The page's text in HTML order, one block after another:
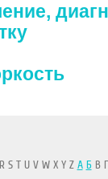
S T U V W X Y Z А БВ